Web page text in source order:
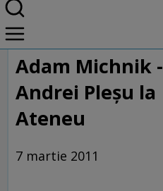
Home
Dileme on-line
Adam Michnik -
Andrei Pleşu la
Ateneu
7 martie 2011